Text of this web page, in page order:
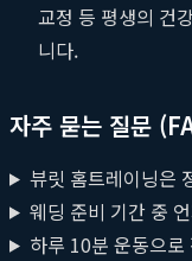
교정 등 평생의 건
니다.
자주 묻는 질문
뷰릿 홈트레이닝은
웨딩 준비 기간 중
하루 10분 운동으